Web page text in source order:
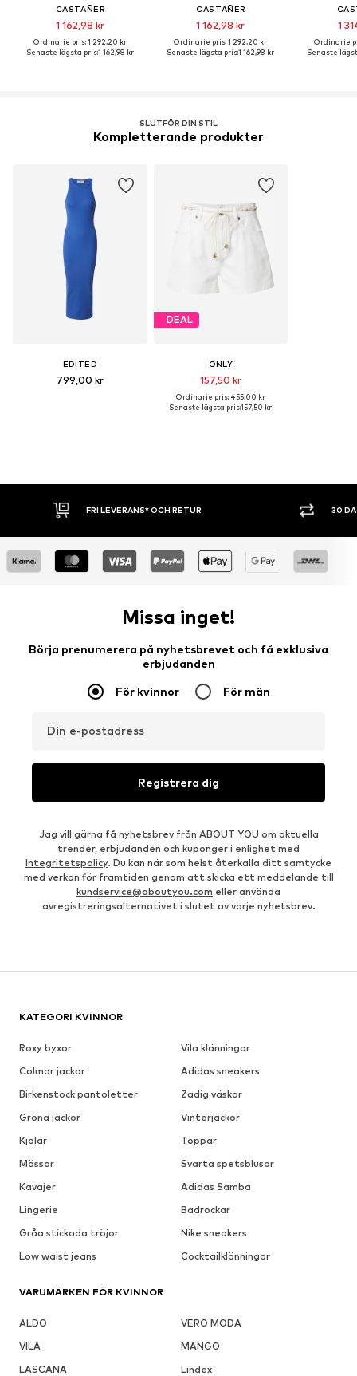
CASTAÑER
1 162,98 kr
Ordinarie pris: 1 292,20 kr
Senaste lägsta pris:1 162,98 kr
CASTAÑER
1 162,98 kr
Ordinarie pris: 1 292,20 kr
Senaste lägsta pris:1 162,98 kr
1
Ordinarie
Senaste
SLUTFÖR DIN STIL
Kompletterande produkter
EDITED
799,00 kr
DEAL
ONLY
157,50 kr
Ordinarie pris: 455,00 kr
Senaste lägsta pris:157,50 kr
OCH RETUR 30 DAGARS ÖPPET KÖP
Missa inget!
Börja prenumerera på nyhetsbrevet och få exklusiva
erbjudanden
För kvinnor För män
Din e-postadress
Registrera dig
Jag vill gärna få nyhetsbrev från ABOUT YOU om aktuella
trender, erbjudanden och kuponger i enlighet med
Integritetspolicy. Du kan när som helst återkalla ditt samtycke
med verkan för framtiden genom att skicka ett meddelande till
kundservice@aboutyou.com eller använda
avregistreringsalternativet i slutet av varje nyhetsbrev.
KATEGORI KVINNOR
Roxy byxor
Vila klänningar
Colmar jackor
Adidas sneakers
Birkenstock pantoletter
Zadig väskor
Gröna jackor
Vinterjackor
Kjolar
Toppar
Mössor
Svarta spetsblusar
Kavajer
Adidas Samba
Lingerie
Badrockar
Gråa stickada tröjor
Nike sneakers
Low waist jeans
Cocktailklänningar
VARUMÄRKEN FÖR KVINNOR
ALDO
VERO MODA
VILA
MANGO
LASCANA
Lindex